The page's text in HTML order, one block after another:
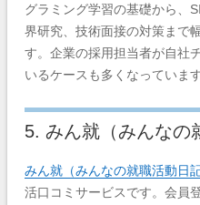
グラミング学習の基礎から、
界研究、技術面接の対策まで
す。企業の採用担当者が自社
いるケースも多くなっています
5. みん就（みんなの
みん就（みんなの就職活動日記
活口コミサービスです。会員